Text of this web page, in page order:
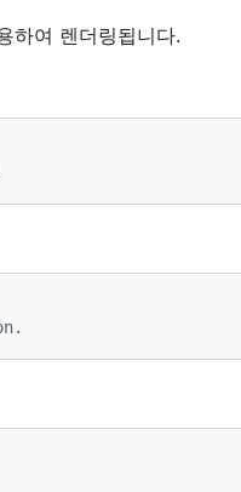
하여 렌더링됩니다.